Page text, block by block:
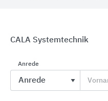
Zugangskontrolle mit
Schranken
CALA Systemtechnik
Anrede